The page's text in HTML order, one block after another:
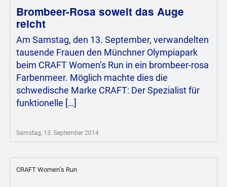
Brombeer-Rosa soweit das Auge
reicht
Am Samstag, den 13. September, verwandelten
tausende Frauen den Münchner Olympiapark
beim CRAFT Women’s Run in ein brombeer-rosa
Farbenmeer. Möglich machte dies die
schwedische Marke CRAFT: Der Spezialist für
funktionelle […]
Samstag, 13. September 2014
CRAFT Women’s Run